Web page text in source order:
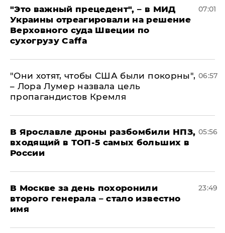
"Это важный прецедент", – в МИД
Украины отреагировали на решение
Верховного суда Швеции по
сухогрузу Caffa
07:01
"Они хотят, чтобы США были покорны",
– Лора Лумер назвала цель
пропагандистов Кремля
06:57
В Ярославле дроны разбомбили НПЗ,
входящий в ТОП-5 самых больших в
России
05:56
В Москве за день похоронили
второго генерала – стало известно
имя
23:49